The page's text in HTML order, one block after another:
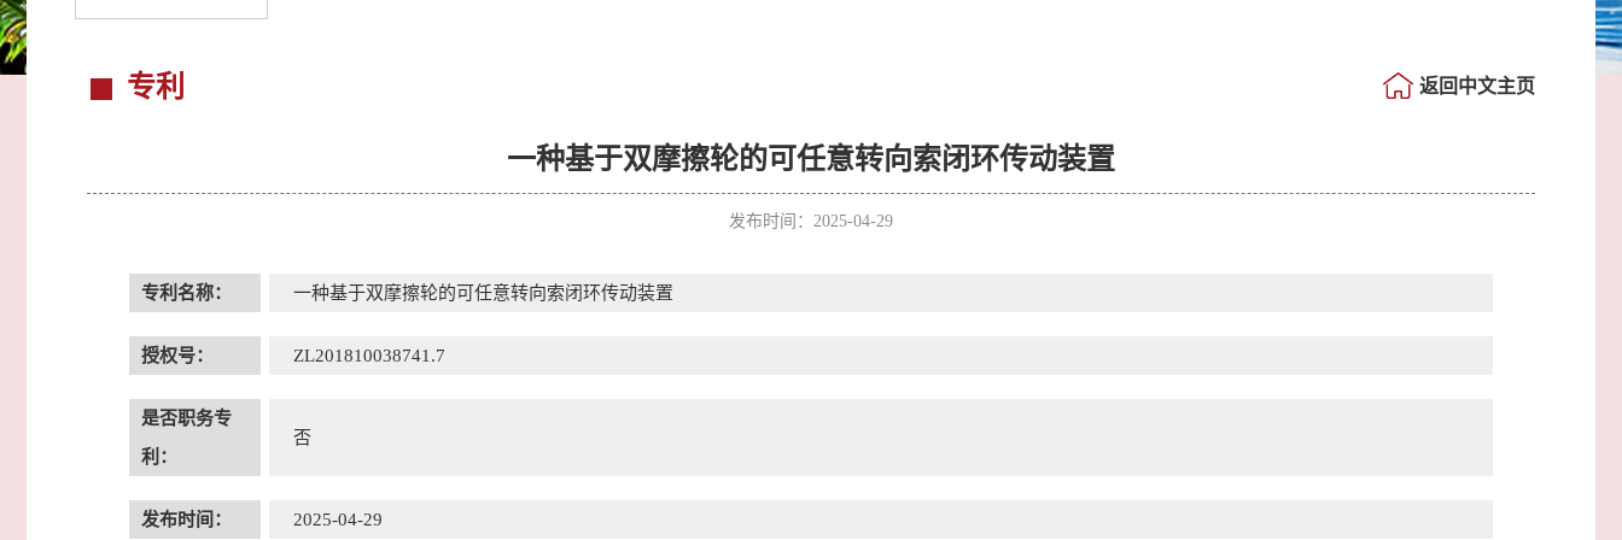
专利 返回中文主页
一种基于双摩擦轮的可任意转向索闭环传动装置
发布时间：2025-04-29
专利名称： 一种基于双摩擦轮的可任意转向索闭环传动装置
授权号： ZL201810038741.7
是否职务专
利：
否
发布时间： 2025-04-29